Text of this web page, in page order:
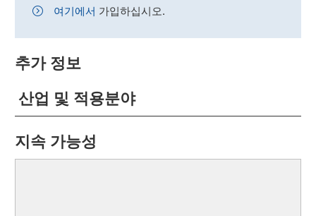
여기에서 가입하십시오.
추가 정보
산업 및 적용분야
지속 가능성